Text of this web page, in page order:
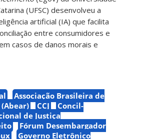
(UFSC) desenvolveu a
artificial (IA) que facilita
entre consumidores e
casos de danos morais e
Associação Brasileira de
(Abear)
CCJ
Concil-
de Justiça
Fórum Desembargador
Governo Eletrônico